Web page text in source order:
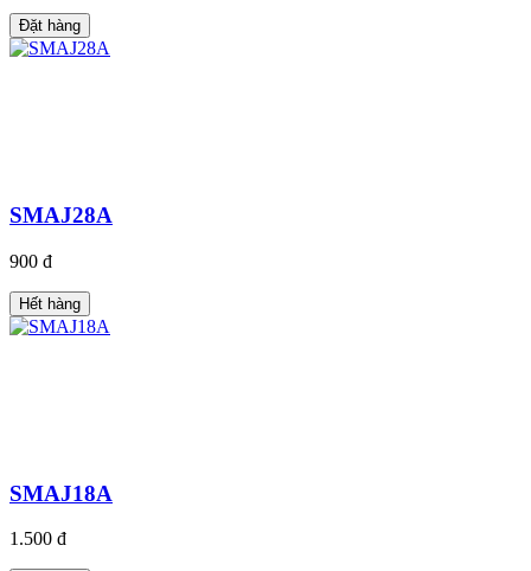
Đặt hàng
SMAJ28A
900 đ
Hết hàng
SMAJ18A
1.500 đ